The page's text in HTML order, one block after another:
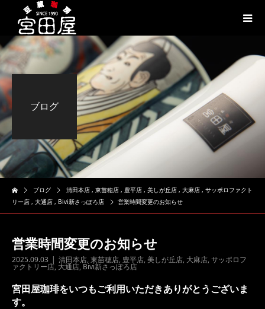
ブログ
ブログ 清田本店 , 東苗穂店 , 豊平店 , 美しが丘店 , 大麻店 , サッポロファクト
リー店 , 大通店 , Bivi新さっぽろ店 営業時間変更のお知らせ
営業時間変更のお知らせ
2025.09.03 清田本店,東苗穂店, 豊平店,美しが丘店, 大麻店,サッポロフ
ァクトリー店, 大通店,Bivi新さっぽろ店
宮田屋珈琲をいつもご利用いただきありがとうございま
す。